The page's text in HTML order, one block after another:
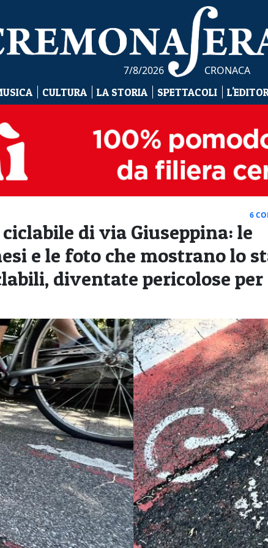
7/8/2026 CRONACA
CULTURA LA STORIA SPETTACOLI
6
di via Giuseppina: le
e le foto che mostrano lo
diventate pericolose